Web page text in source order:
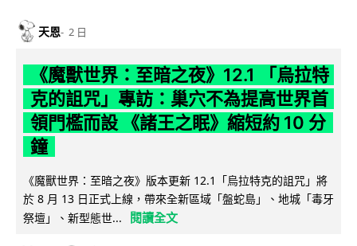
天恩 2 日
《魔獸世界：至暗之夜》12.1 「烏拉特
克的詛咒」專訪：巢穴不為提高世界首
領門檻而設 《諸王之眠》縮短約 10 分
鐘
《魔獸世界：至暗之夜》版本更新 12.1「烏拉特克的詛咒」將
於 8 月 13 日正式上線，帶來全新區域「盤蛇島」、地城「毒牙
祭壇」、新型態世...
閱讀全文